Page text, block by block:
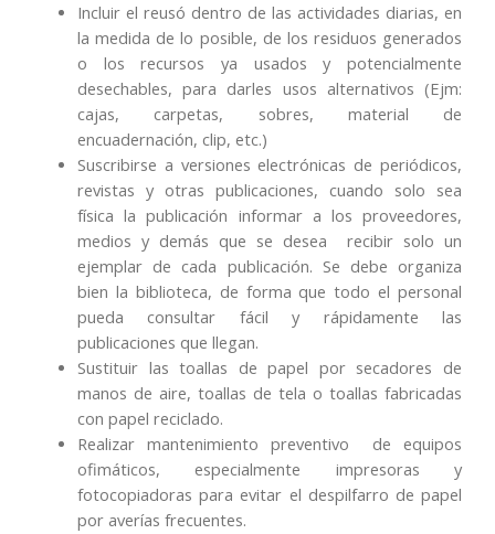
Incluir el reusó dentro de las actividades diarias, en
la medida de lo posible, de los residuos generados
o los recursos ya usados y potencialmente
desechables, para darles usos alternativos (Ejm:
cajas, carpetas, sobres, material de
encuadernación, clip, etc.)
Suscribirse a versiones electrónicas de periódicos,
revistas y otras publicaciones, cuando solo sea
física la publicación informar a los proveedores,
medios y demás que se desea recibir solo un
ejemplar de cada publicación. Se debe organiza
bien la biblioteca, de forma que todo el personal
pueda consultar fácil y rápidamente las
publicaciones que llegan.
Sustituir las toallas de papel por secadores de
manos de aire, toallas de tela o toallas fabricadas
con papel reciclado.
Realizar mantenimiento preventivo
de equipos
ofimáticos, especialmente impresoras y
fotocopiadoras para evitar el despilfarro de papel
por averías frecuentes.